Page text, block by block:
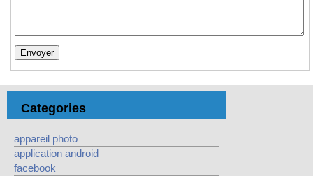
Categories
appareil photo
application android
facebook